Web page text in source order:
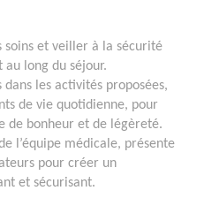
soins et veiller à la sécurité
au long du séjour.
les activités proposées,
de vie quotidienne, pour
de bonheur et de légèreté.
l’équipe médicale, présente
pour créer un
et sécurisant.